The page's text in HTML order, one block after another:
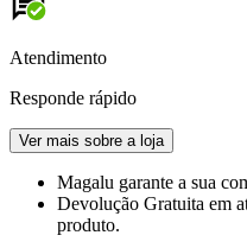
Atendimento
Responde rápido
Ver mais sobre a loja
Magalu garante a sua
Devolução Gratuita em
produto.